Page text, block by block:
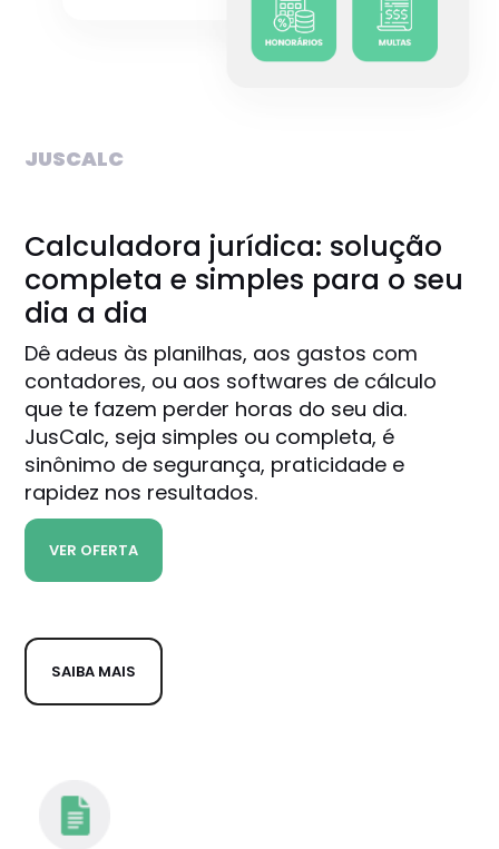
JUSCALC
Calculadora jurídica: solução
completa e simples para o seu
dia a dia
Dê adeus às planilhas, aos gastos com
contadores, ou aos softwares de cálculo
que te fazem perder horas do seu dia.
JusCalc, seja simples ou completa, é
sinônimo de segurança, praticidade e
rapidez nos resultados.
VER OFERTA
SAIBA MAIS